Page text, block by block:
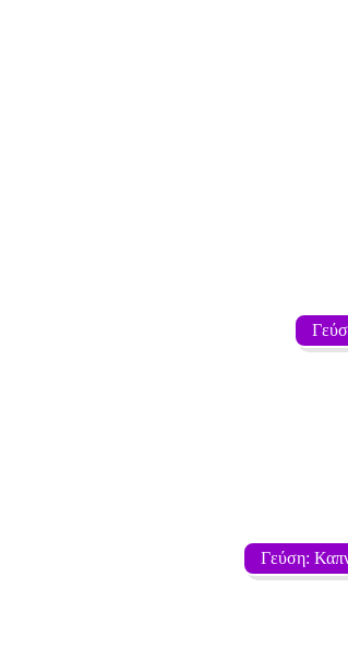
Γεύση: